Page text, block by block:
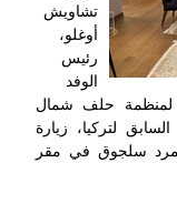
تشاويش
أوغلو،
رئيس
الوفد
لمنظمة حلف شمال
لتركيا، زيارة
سلجوق في مقر